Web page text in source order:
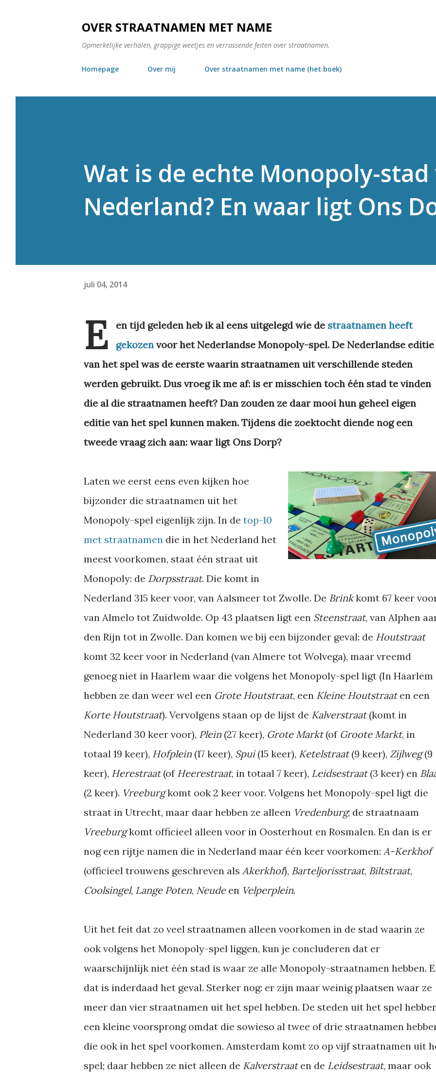
OVER STRAATNAMEN MET NAME
Opmerkelijke verhalen, grappige weetjes en verrassende feiten over straatnamen.
Homepage Over mij Over straatnamen met name (het boek)
Wat is de echte Monopoly-stad
Nederland? En waar ligt Ons
juli 04, 2014
E en tijd geleden heb ik al eens uitgelegd wie de straatnamen heeft
gekozen voor het Nederlandse Monopoly-spel. De Nederlandse editie
van het spel was de eerste waarin straatnamen uit verschillende steden
werden gebruikt. Dus vroeg ik me af: is er misschien toch één stad te vinden
die al die straatnamen heeft? Dan zouden ze daar mooi hun geheel eigen
editie van het spel kunnen maken. Tijdens die zoektocht diende nog een
tweede vraag zich aan: waar ligt Ons Dorp?
Laten we eerst eens even kijken hoe
bijzonder die straatnamen uit het
Monopoly-spel eigenlijk zijn. In de top-10
met straatnamen die in het Nederland het
meest voorkomen, staat één straat uit
Monopoly: de Dorpsstraat. Die komt in
Nederland 315 keer voor, van Aalsmeer tot Zwolle. De Brinkkomt 67 keer
van Almelo tot Zuidwolde. Op 43 plaatsen ligt een Steenstraat, van Alphen
den Rijn tot in Zwolle. Dan komen we bij een bijzonder geval: de Houtstraat
komt 32 keer voor in Nederland (van Almere tot Wolvega), maar vreemd
genoeg niet in Haarlem waar die volgens het Monopoly-spel ligt (In Haarlem
hebben ze dan weer wel een Grote Houtstraat, een Kleine Houtstraaten een
Korte Houtstraat). Vervolgens staan op de lijst de Kalverstraat(komt in
Nederland 30 keer voor), Plein (27 keer), Grote Markt(of Groote Markt, in
totaal 19 keer), Hofplein (17 keer), Spui(15 keer), Ketelstraat(9 keer), Zijlweg(9
keer), Herestraat(of Heerestraat, in totaal 7 keer), Leidsestraat(3 keer) en
(2 keer). Vreeburgkomt ook 2 keer voor. Volgens het Monopoly-spel ligt die
straat in Utrecht, maar daar hebben ze alleen Vredenburg; de straatnaam
Vreeburgkomt officieel alleen voor in Oosterhout en Rosmalen. En dan is er
nog een rijtje namen die in Nederland maar één keer voorkomen: A-Kerkhof
(officieel trouwens geschreven als Akerkhof), Barteljorisstraat, Biltstraat,
Coolsingel, Lange Poten, Neude en Velperplein.
Uit het feit dat zo veel straatnamen alleen voorkomen in de stad waarin ze
ook volgens het Monopoly-spel liggen, kun je concluderen dat er
waarschijnlijk niet één stad is waar ze alle Monopoly-straatnamen hebben.
dat is inderdaad het geval. Sterker nog: er zijn maar weinig plaatsen waar ze
meer dan vier straatnamen uit het spel hebben. De steden uit het spel
een kleine voorsprong omdat die sowieso al twee of drie straatnamen
die ook in het spel voorkomen. Amsterdam komt zo op vijf straatnamen uit
spel; daar hebben ze niet alleen de Kalverstraaten de Leidsestraat, maar ook